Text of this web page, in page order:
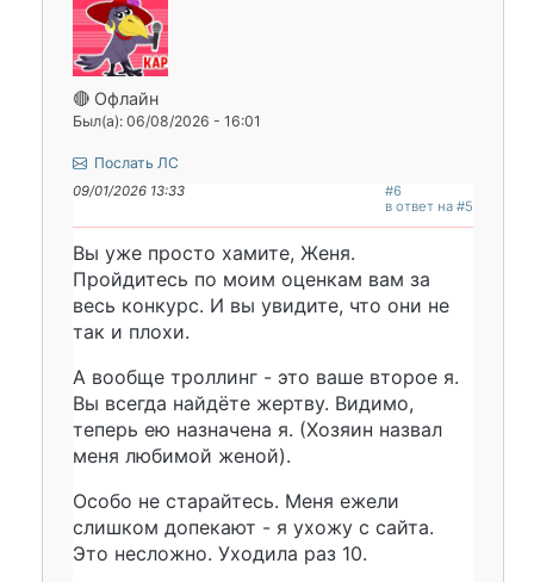
🔴 Офлайн
Был(а): 06/08/2026 - 16:01
Послать ЛС
09/01/2026 13:33
#6
в ответ на #5
Вы уже просто хамите, Женя.
Пройдитесь по моим оценкам вам за
весь конкурс. И вы увидите, что они не
так и плохи.
А вообще троллинг - это ваше второе я.
Вы всегда найдёте жертву. Видимо,
теперь ею назначена я. (Хозяин назвал
меня любимой женой).
Особо не старайтесь. Меня ежели
слишком допекают - я ухожу с сайта.
Это несложно. Уходила раз 10.